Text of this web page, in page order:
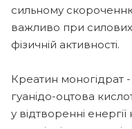
сильному
важливо при
фізичній активності.
Креатин моногідрат
гуанідо-оцтова
у відтворенні